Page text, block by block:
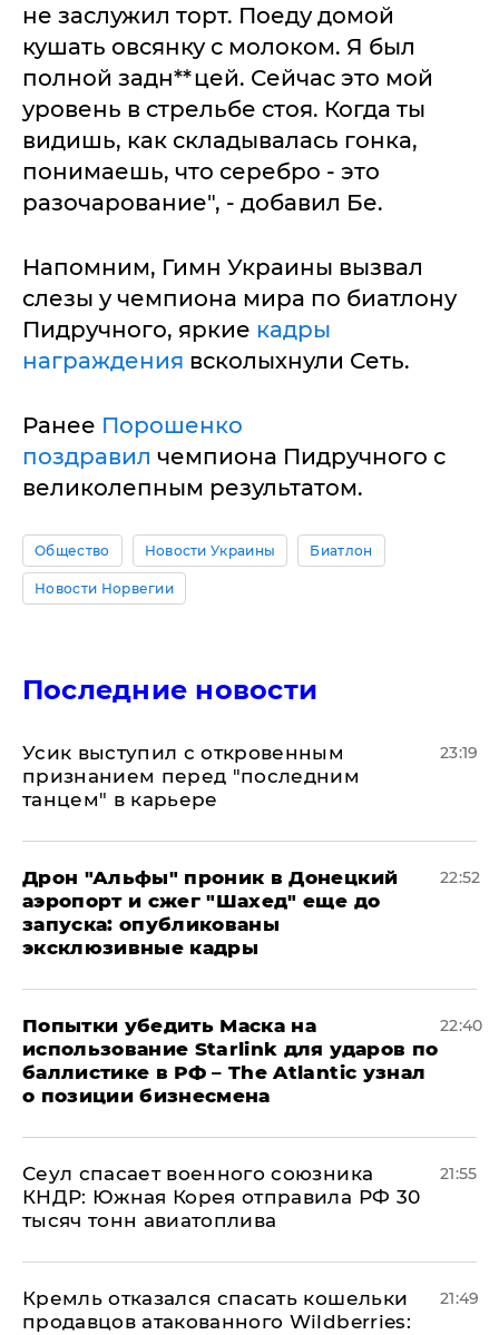
не заслужил торт. Поеду домой
кушать овсянку с молоком. Я был
полной задн**цей. Сейчас это мой
уровень в стрельбе стоя. Когда ты
видишь, как складывалась гонка,
понимаешь, что серебро - это
разочарование", - добавил Бе.
Напомним, Гимн Украины вызвал
слезы у чемпиона мира по биатлону
Пидручного, яркие кадры
награждения всколыхнули Сеть.
Ранее Порошенко
поздравил чемпиона Пидручного с
великолепным результатом.
Общество Новости Украины Биатлон
Новости Норвегии
Последние новости
Усик выступил с откровенным
признанием перед "последним
танцем" в карьере
23:19
Дрон "Альфы" проник в Донецкий
аэропорт и сжег "Шахед" еще до
запуска: опубликованы
эксклюзивные кадры
22:52
Попытки убедить Маска на
использование Starlink для ударов по
баллистике в РФ – The Atlantic узнал
о позиции бизнесмена
22:40
​Сеул спасает военного союзника
КНДР: Южная Корея отправила РФ 30
тысяч тонн авиатоплива
21:55
Кремль отказался спасать кошельки
продавцов атакованного Wildberries:
21:49